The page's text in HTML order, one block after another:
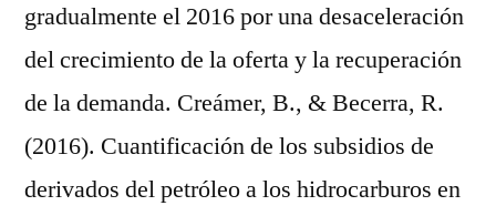
gradualmente el 2016 por una desaceleración
del crecimiento de la oferta y la recuperación
de la demanda. Creámer, B., & Becerra, R.
(2016). Cuantificación de los subsidios de
derivados del petróleo a los hidrocarburos en